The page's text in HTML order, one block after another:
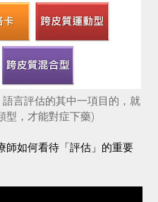
言評估的其中一項目的，就
型，才能對症下藥)
師如何看待「評估」的重要